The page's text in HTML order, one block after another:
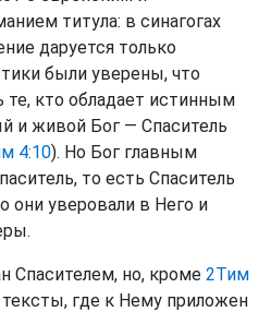
титула: в синагогах
даруется только
были уверены, что
кто обладает истинным
и живой Бог — Спаситель
4:10). Но Бог главным
то есть Спаситель
они уверовали в Него и
Спасителем, но, кроме 2Тим
где к Нему приложен